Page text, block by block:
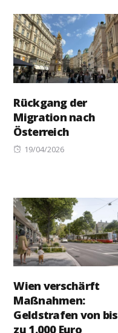
Rückgang der
Migration nach
Österreich
Posted
19/04/2026
Wien verschärft
Maßnahmen:
Geldstrafen von bis
zu 1.000 Euro